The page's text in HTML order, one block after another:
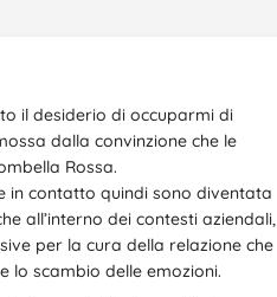
il desiderio di occuparmi di
dalla convinzione che le
Rossa.
in contatto quindi sono diventata
all’interno dei contesti aziendali,
per la cura della relazione che
lo scambio delle emozioni.